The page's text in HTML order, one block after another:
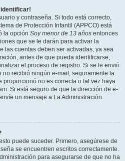
identificar!
y contraseña. Si todo está correcto,
de Protección Infantil (APPCO) está
la opción Soy menor de 13 años entonces
que se le darán para activar la
las cuentas deben ser activadas, ya sea
antes de que pueda identificarse;
el proceso de registro. Si se le envió
no recibió ningún e-mail, seguramente la
no es correcta o tal vez haya
Si está seguro de que la dirección de e-
un mensaje a La Administración.
puede suceder. Primero, asegúrese de
se encuentren escritos correctamente.
para asegurarse de que no ha